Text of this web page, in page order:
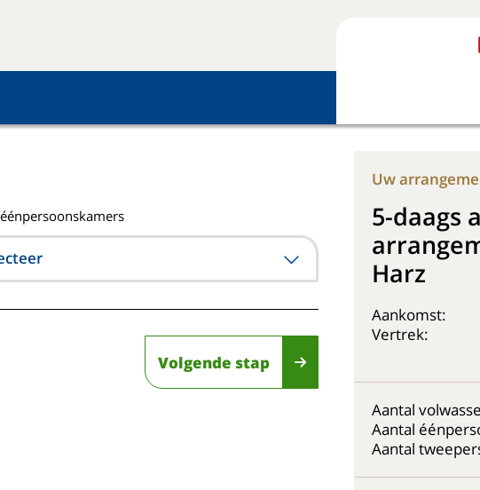
Volgende stap
Uw
5-daags
Harz
Aankomst:
Vertrek:
Aantal
Aantal
Aantal